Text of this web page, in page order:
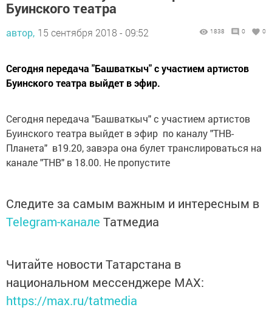
Буинского театра
автор, 15 сентября 2018 - 09:52 1838 0 0
Сегодня передача "Башваткыч" с участием артистов
Буинского театра выйдет в эфир.
Сегодня передача "Башваткыч" с участием артистов
Буинского театра выйдет в эфир по каналу "ТНВ-
Планета" в19.20, завэра она булет транслироваться на
канале "ТНВ" в 18.00. Не пропустите
Следите за самым важным и интересным в
Telegram-канале Татмедиа
Читайте новости Татарстана в
национальном мессенджере MАХ:
https://max.ru/tatmedia